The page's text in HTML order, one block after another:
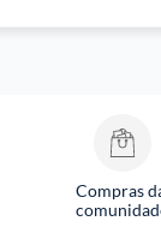
Compras